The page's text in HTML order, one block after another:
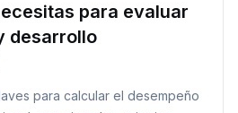
para evaluar
desarrollo
para calcular el desempeño